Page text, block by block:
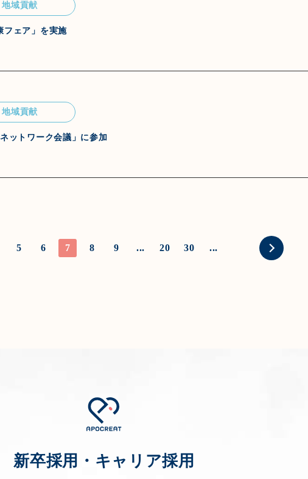
地域貢献
フェア」を実施
地域貢献
ットワーク会議」に参加
5 6 7 8 9 ... 20 30 ...
新卒採用・キャリア採用